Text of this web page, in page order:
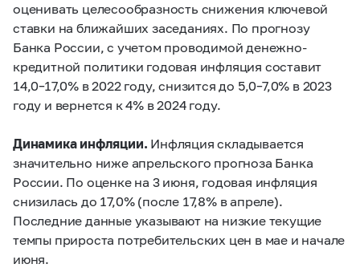
оценивать целесообразность снижения ключевой
ставки на ближайших заседаниях. По прогнозу
Банка России, с учетом проводимой денежно-
кредитной политики годовая инфляция составит
14,0–17,0% в 2022 году, снизится до 5,0–7,0% в 2023
году и вернется к 4% в 2024 году.
Динамика инфляции. Инфляция складывается
значительно ниже апрельского прогноза Банка
России. По оценке на 3 июня, годовая инфляция
снизилась до 17,0% (после 17,8% в апреле).
Последние данные указывают на низкие текущие
темпы прироста потребительских цен в мае и начале
июня.